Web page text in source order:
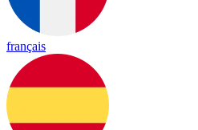
français